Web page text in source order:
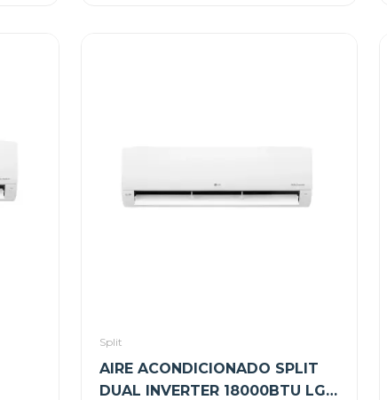
Split
AIRE ACONDICIONADO SPLIT
DUAL INVERTER 18000BTU LG